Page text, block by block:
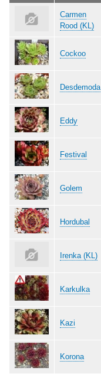
Carmen
Rood (KL)
Cockoo
Desdemoda
Eddy
Festival
Golem
Hordubal
Irenka (KL)
Karkulka
Kazi
Korona